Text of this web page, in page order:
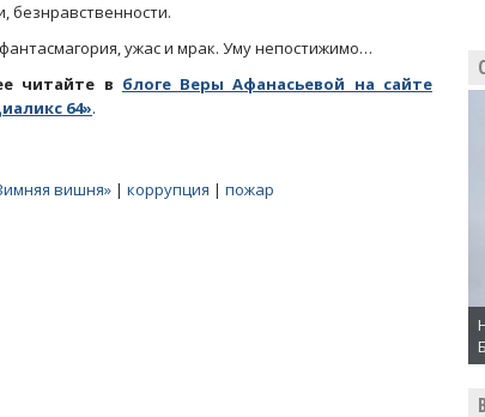
безнравственности.
ужас и мрак. Уму непостижимо…
читайте в блоге Веры Афанасьевой на сайте
64».
вишня» | коррупция | пожар